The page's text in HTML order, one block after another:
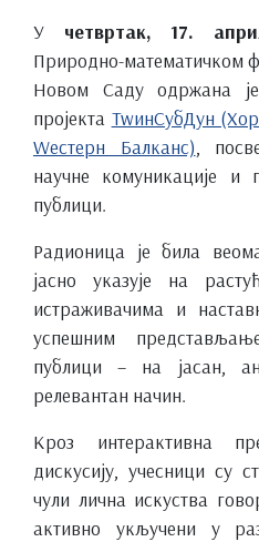
У четвртак, 17.
Природно-математичком
Новом Саду одржана
пројекта ТwинСубДyн
Wестерн Балканс) ,
научне комуникације и
публици.
Радионица је била
јасно указује на
истраживачима и
успешним
публици – на јасан,
релевантан начин.
Кроз интерактивна
дискусију, учесници су
чули лична искуства
активно укључени у